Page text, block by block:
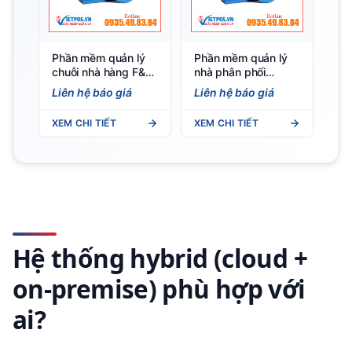
Phần mềm quản lý
chuỗi nhà hàng F&B
— Việt POS đa chi
nhánh
Liên hệ báo giá
XEM CHI TIẾT
Phần mềm quản lý
nhà phân phối
VietPOS — Đơn sỉ,
công nợ, tuyến bán
Liên hệ báo giá
XEM CHI TIẾT
Hệ thống hybrid (cloud +
on-premise) phù hợp với
ai?